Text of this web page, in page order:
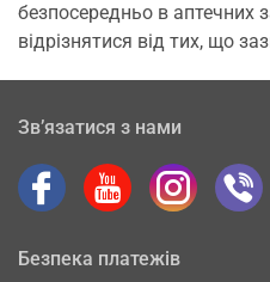
безпосередньо в аптечних
відрізнятися від тих, що
Зв’язатися з нами
Безпека платежів